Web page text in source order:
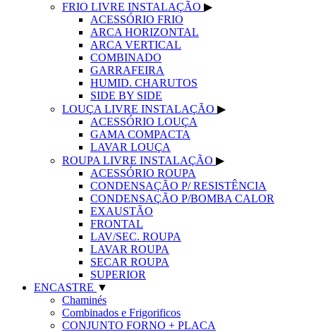
FRIO LIVRE INSTALAÇÃO ▶
ACESSÓRIO FRIO
ARCA HORIZONTAL
ARCA VERTICAL
COMBINADO
GARRAFEIRA
HUMID. CHARUTOS
SIDE BY SIDE
LOUÇA LIVRE INSTALAÇÃO ▶
ACESSÓRIO LOUÇA
GAMA COMPACTA
LAVAR LOUÇA
ROUPA LIVRE INSTALAÇÃO ▶
ACESSÓRIO ROUPA
CONDENSAÇÃO P/ RESISTÊNCIA
CONDENSAÇÃO P/BOMBA CALOR
EXAUSTÃO
FRONTAL
LAV/SEC. ROUPA
LAVAR ROUPA
SECAR ROUPA
SUPERIOR
ENCASTRE ▼
Chaminés
Combinados e Frigorificos
CONJUNTO FORNO + PLACA